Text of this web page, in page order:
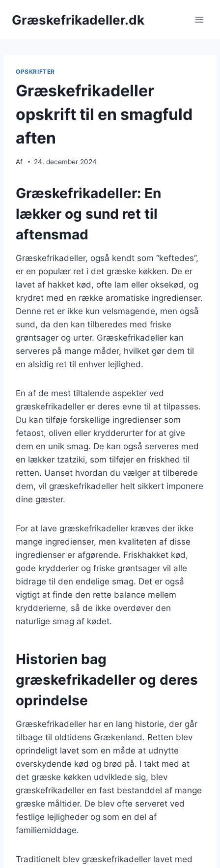
Græskefrikadeller.dk
OPSKRIFTER
Græskefrikadeller
opskrift til en smagfuld
aften
Af 24. december 2024
Græskefrikadeller: En
lækker og sund ret til
aftensmad
Græskefrikadeller, også kendt som “keftedes”,
er en populær ret i det græske køkken. De er
lavet af hakket kød, ofte lam eller oksekød, og
krydret med en række aromatiske ingredienser.
Denne ret er ikke kun velsmagende, men også
sund, da den kan tilberedes med friske
grøntsager og urter. Græskefrikadeller kan
serveres på mange måder, hvilket gør dem til
en alsidig ret til enhver lejlighed.
En af de mest tiltalende aspekter ved
græskefrikadeller er deres evne til at tilpasses.
Du kan tilføje forskellige ingredienser som
fetaost, oliven eller krydderurter for at give
dem en unik smag. De kan også serveres med
en lækker tzatziki, som tilføjer en friskhed til
retten. Uanset hvordan du vælger at tilberede
dem, vil græskefrikadeller helt sikkert imponere
dine gæster.
For at lave græskefrikadeller kræves der ikke
mange ingredienser, men kvaliteten af disse
ingredienser er afgørende. Friskhakket kød,
gode krydderier og friske grøntsager vil alle
bidrage til den endelige smag. Det er også
vigtigt at finde den rette balance mellem
krydderierne, så de ikke overdøver den
naturlige smag af kødet.
Historien bag
græskefrikadeller og deres
oprindelse
Græskefrikadeller har en lang historie, der går
tilbage til oldtidens Grækenland. Retten blev
oprindeligt lavet som en måde at udnytte
overskydende kød og brød på. I takt med at
det græske køkken udviklede sig, blev
græskefrikadeller en fast bestanddel af mange
græske måltider. De blev ofte serveret ved
festlige lejligheder og som en del af
familiemiddage.
Traditionelt blev græskefrikadeller lavet med